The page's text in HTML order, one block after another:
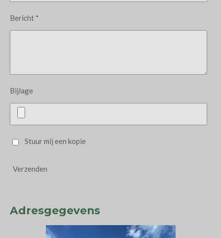
Bericht *
Bijlage
Stuur mij een kopie
Verzenden
Adresgegevens